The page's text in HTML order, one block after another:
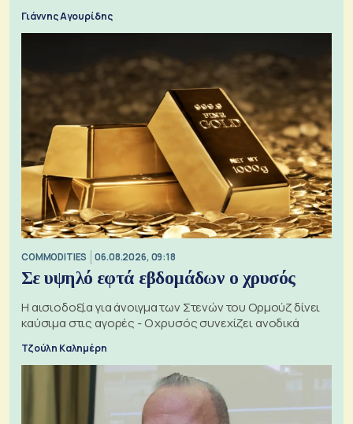
Γιάννης Αγουρίδης
COMMODITIES 06.08.2026, 09:18
Σε υψηλό εφτά εβδομάδων ο χρυσός
Η αισιοδοξία για άνοιγμα των Στενών του Ορμούζ δίνει
καύσιμα στις αγορές - Ο χρυσός συνεχίζει ανοδικά
Τζούλη Καλημέρη